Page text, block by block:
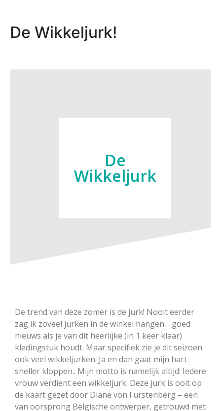
De Wikkeljurk!
De
Wikkeljurk
De trend van deze zomer is de jurk! Nooit eerder
zag ik zoveel jurken in de winkel hangen… goed
nieuws als je van dit heerlijke (in 1 keer klaar)
kledingstuk houdt. Maar specifiek zie je dit seizoen
ook veel wikkeljurken. Ja en dan gaat mijn hart
sneller kloppen.. Mijn motto is namelijk altijd: Iedere
vrouw verdient een wikkeljurk. Deze jurk is ooit op
de kaart gezet door Diane von Furstenberg – een
van oorsprong Belgische ontwerper, getrouwd met